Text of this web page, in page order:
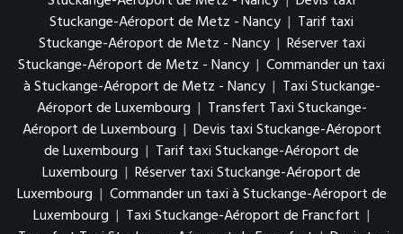
Stuckange-Aéroport de Metz - Nancy | Tarif taxi
Stuckange-Aéroport de Metz - Nancy | Réserver taxi
Stuckange-Aéroport de Metz - Nancy | Commander un taxi
à Stuckange-Aéroport de Metz - Nancy | Taxi Stuckange-
Aéroport de Luxembourg | Transfert Taxi Stuckange-
Aéroport de Luxembourg | Devis taxi Stuckange-Aéroport
de Luxembourg | Tarif taxi Stuckange-Aéroport de
Luxembourg | Réserver taxi Stuckange-Aéroport de
Luxembourg | Commander un taxi à Stuckange-Aéroport de
Luxembourg | Taxi Stuckange-Aéroport de Francfort |